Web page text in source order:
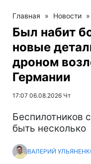
Главная » Новости »
Был набит
новые
дроном
Германии
17:07 06.08.2026 Чт
Беспилотников
быть несколько
ВАЛЕРИЙ